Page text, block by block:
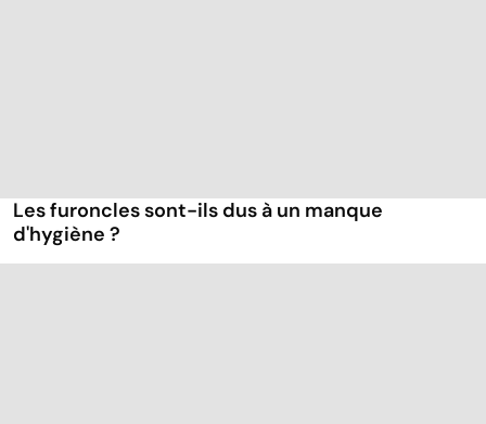
Les furoncles sont-ils dus à un manque
d'hygiène ?